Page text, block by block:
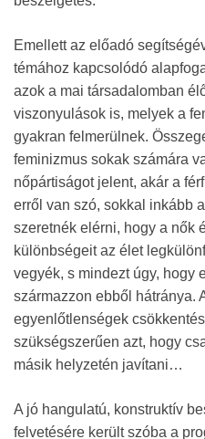
Emellett az előadó
témához kapcsolódó
azok a mai társadalomban
viszonyulások is, melyek a
gyakran felmerülnek.
feminizmus sokak számára
nőpártiságot jelent, akár a
erről van szó, sokkal inkább
szeretnék elérni, hogy a nők
különbségeit az élet
vegyék, s mindezt úgy, hogy
származzon ebből hátránya.
egyenlőtlenségek
szükségszerűen azt, hogy
másik helyzetén javítani…
A jó hangulatú, konstruktív
felvetésére került szóba a